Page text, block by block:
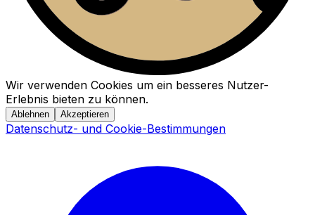
Wir verwenden Cookies um ein besseres Nutzer-
Erlebnis bieten zu können.
Ablehnen Akzeptieren
Datenschutz- und Cookie-Bestimmungen